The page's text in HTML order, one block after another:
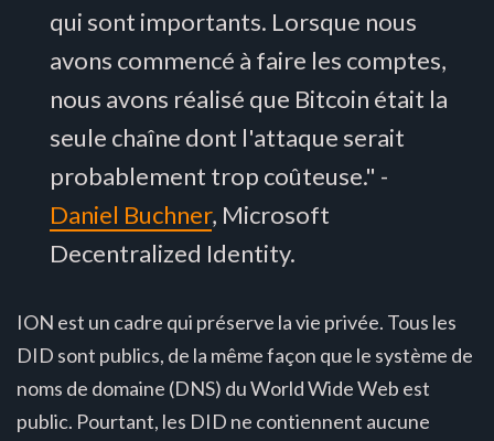
qui sont importants. Lorsque nous
avons commencé à faire les comptes,
nous avons réalisé que Bitcoin était la
seule chaîne dont l'attaque serait
probablement trop coûteuse." -
Daniel Buchner, Microsoft
Decentralized Identity.
ION est un cadre qui préserve la vie privée. Tous les
DID sont publics, de la même façon que le système de
noms de domaine (DNS) du World Wide Web est
public. Pourtant, les DID ne contiennent aucune